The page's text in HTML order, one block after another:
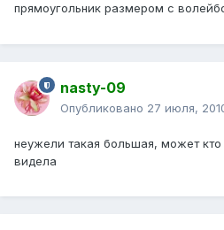
прямоугольник размером с
nasty-09
Опубликовано 27 июля,
неужели такая большая, может кто
видела